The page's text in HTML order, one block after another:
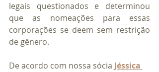
legais questionados e determinou
que as nomeações para essas
corporações se deem sem restrição
de gênero.
De acordo com nossa sócia Jéssica